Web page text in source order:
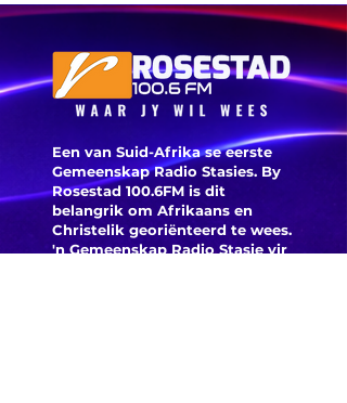
Kwekery is
oorlede
Een van Suid-Afrika se eerste
Gemeenskap Radio Stasies. By
Rosestad 100.6FM is dit
belangrik om Afrikaans en
Christelik georiënteerd te wees.
'n Gemeenskap Radio Stasie vir